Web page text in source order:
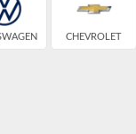
CHEVROLET